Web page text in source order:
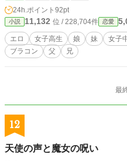
24h.ポイント 92pt
小説 11,132 位 / 228,704件 恋愛
エロ 女子高生 娘 妹 女子
ブラコン
父 兄
最
12
天使の声と魔女の呪い